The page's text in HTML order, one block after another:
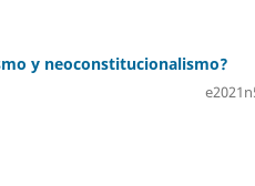
y neoconstitucionalismo?